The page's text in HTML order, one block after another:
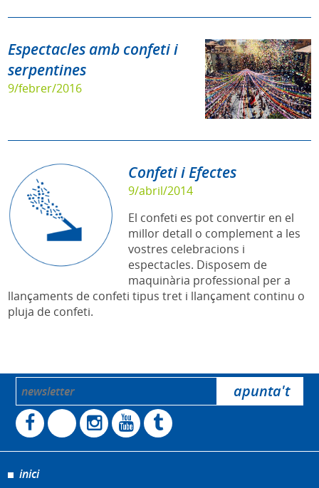
Espectacles amb confeti i
serpentines
9/febrer/2016
Confeti i Efectes
9/abril/2014
El confeti es pot convertir en el
millor detall o complement a les
vostres celebracions i
espectacles. Disposem de
maquinària professional per a
llançaments de confeti tipus tret i llançament continu o
pluja de confeti.
inici